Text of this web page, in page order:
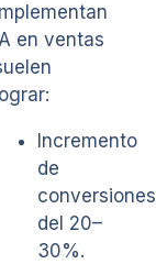
IA en ventas
lograr:
Incremento
de
conversiones
del 20–
30%.